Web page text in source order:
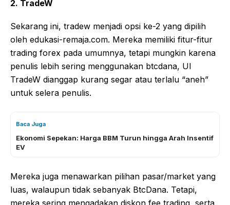
2. TradeW
Sekarang ini, tradew menjadi opsi ke-2 yang dipilih
oleh edukasi-remaja.com. Mereka memiliki fitur-fitur
trading forex pada umumnya, tetapi mungkin karena
penulis lebih sering menggunakan btcdana, UI
TradeW dianggap kurang segar atau terlalu “aneh”
untuk selera penulis.
Baca Juga
Ekonomi Sepekan: Harga BBM Turun hingga Arah Insentif
EV
Mereka juga menawarkan pilihan pasar/market yang
luas, walaupun tidak sebanyak BtcDana. Tetapi,